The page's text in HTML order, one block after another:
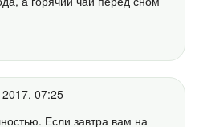
07:25
Если завтра вам на